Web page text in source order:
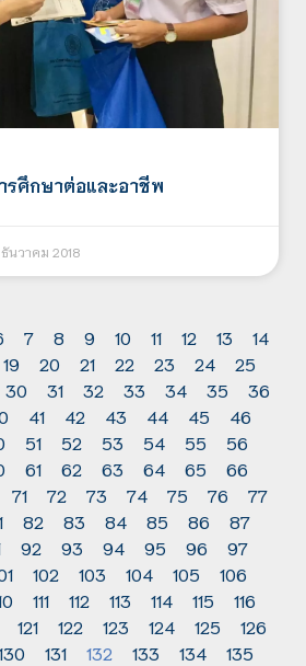
รศึกษาต่อและอาชีพ
ธันวาคม 2018
7 8 9 10 11 12 13
14
19 20 21 22 23 24
25
30 31 32 33 34 35
36
41 42 43 44 45
46
51 52 53 54 55
56
61 62 63 64 65
66
71 72 73 74 75 76
77
82 83 84 85 86
87
92 93 94 95 96
97
102 103 104 105
106
111 112 113 114 115
116
121 122 123 124 125
126
131 132 133 134
135